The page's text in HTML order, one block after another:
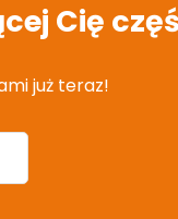
Cię
już teraz!